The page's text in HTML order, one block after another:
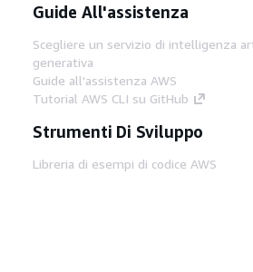
Guide All'assistenza
Scegliere un servizio di intelligenza
generativa
Guide all'assistenza AWS
Tutorial AWS CLI su GitHub
Strumenti Di Sviluppo
Libreria di esempi di codice AWS